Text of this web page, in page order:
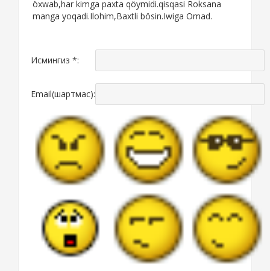
öxwab,har kimga paxta qöymidi.qisqasi Roksana
manga yoqadi.Ilohim,Baxtli bösin.Iwiga Omad.
Исмингиз *:
Email(шартмас):